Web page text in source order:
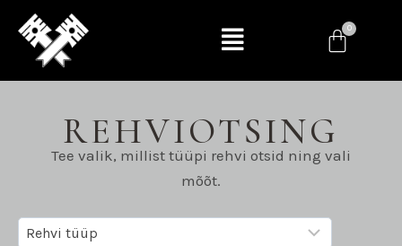
REHVIOTSING
Tee valik, millist tüüpi rehvi otsid ning vali
mõõt.